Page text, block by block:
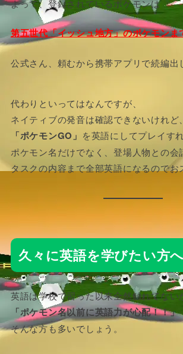
よって、登録されているポケモンは
第五世代「イッシュ地方」のポケモンま
公式さん、頼むから携帯アプリで続編出
代わりといってはなんですが、
ネイティブの発音は確認できないけれど、
「ポケモンGO」 を英語にしてプレイす
ポケモン名だけでなく、登場人物との会
タスクの内容まで全部英語になるのでお
久々に英語を学びたい方へ
英語は学校で習った以来全然触れてない
「ポケモン名以前に英語力が心配！！」
そんな方も多いでしょう。